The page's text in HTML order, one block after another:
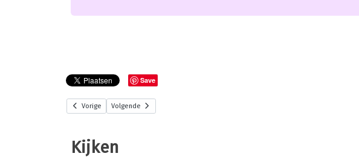
Save
Vorige Volgende
Kijken